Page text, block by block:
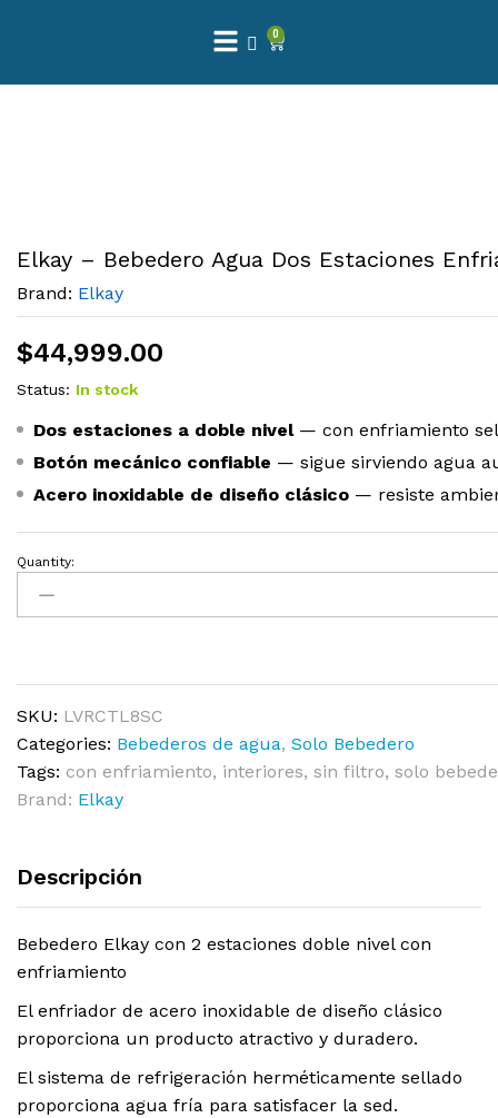
0
Elkay – Bebedero Agua Dos Estaciones
Brand: Elkay
$44,999.00
Status: In stock
Dos estaciones a doble nivel— con enfriamiento
Botón mecánico confiable — sigue sirviendo agua
Acero inoxidable de diseño clásico — resiste
Quantity:
SKU: LVRCTL8SC
Categories: Bebederos de agua, Solo Bebedero
Tags: con enfriamiento, interiores, sin filtro, solo
Brand: Elkay
Descripción
Bebedero Elkay con 2 estaciones doble nivel con
enfriamiento
El enfriador de acero inoxidable de diseño clásico
proporciona un producto atractivo y duradero.
El sistema de refrigeración herméticamente sellado
proporciona agua fría para satisfacer la sed.